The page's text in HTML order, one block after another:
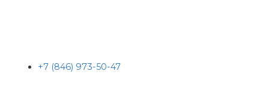
+7 (846) 973-50-47